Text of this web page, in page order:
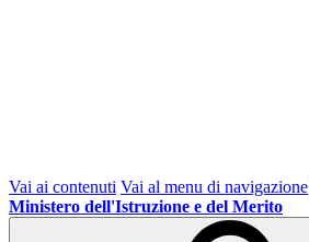
Vai ai contenuti Vai al menu di navigazione
Ministero dell'Istruzione e del Merito